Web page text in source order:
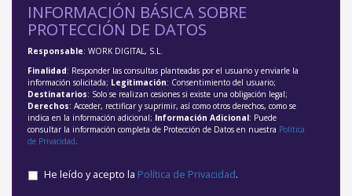
INFORMACIÓN BÁSICA SOBRE
PROTECCIÓN DE DATOS
Responsable: WORK DIGITAL, S.L.
Finalidad: Responder las consultas planteadas por el usuario y enviarle la
información solicitada; Legitimación: Consentimiento del usuario;
Destinatarios: Solo se realizan cesiones si existe una obligación legal;
Derechos: Acceder, rectificar y suprimir, así como otros derechos, como se
indica en la información adicional; Información Adicional: Puede
consultar la información completa de Protección de Datos en nuestra Política
de Privacidad.
He leído y acepto la Política de Privacidad.